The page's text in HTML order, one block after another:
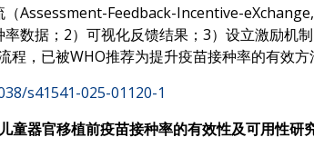
Assessment-Feedback-Incentive-
数据；2）可视化反馈结果；3）设立激励机
程，已被WHO推荐为提升疫苗接种率的有效
s41541-025-01120-1
童器官移植前疫苗接种率的有效性及可用性研